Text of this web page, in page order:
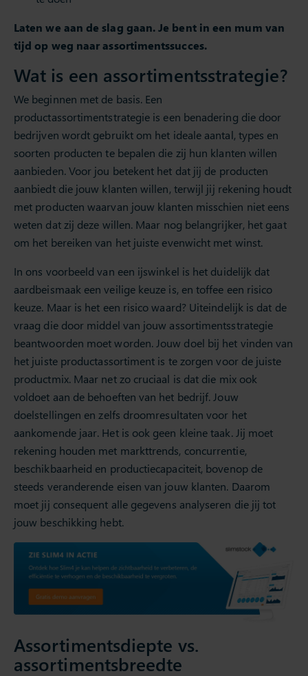
Laten we aan de slag gaan. Je bent in een mum van
tijd op weg naar assortimentssucces.
Wat is een assortimentsstrategie?
We beginnen met de basis. Een
productassortimentstrategie is een benadering die door
bedrijven wordt gebruikt om het ideale aantal, types en
soorten producten te bepalen die zij hun klanten willen
aanbieden. Voor jou betekent het dat jij de producten
aanbiedt die jouw klanten willen, terwijl jij rekening houdt
met producten waarvan jouw klanten misschien niet eens
weten dat zij deze willen. Maar nog belangrijker, het gaat
om het bereiken van het juiste evenwicht met winst.
In ons voorbeeld van een ijswinkel is het duidelijk dat
aardbeismaak een veilige keuze is, en toffee een risico
keuze. Maar is het een risico waard? Uiteindelijk is dat de
vraag die door middel van jouw assortimentsstrategie
beantwoorden moet worden. Jouw doel bij het vinden van
het juiste productassortiment is te zorgen voor de juiste
productmix. Maar net zo cruciaal is dat die mix ook
voldoet aan de behoeften van het bedrijf. Jouw
doelstellingen en zelfs droomresultaten voor het
aankomende jaar. Het is ook geen kleine taak. Jij moet
rekening houden met markttrends, concurrentie,
beschikbaarheid en productiecapaciteit, bovenop de
steeds veranderende eisen van jouw klanten. Daarom
moet jij consequent alle gegevens analyseren die jij tot
jouw beschikking hebt.
Assortimentsdiepte vs.
assortimentsbreedte